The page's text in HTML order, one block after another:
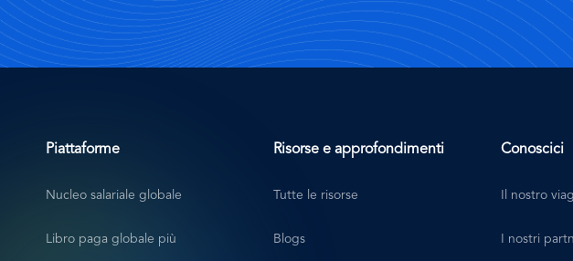
Algeria
Dinar
Calling
Piattaforme
Nucleo salariale globale
Libro paga globale più
Risorse e approfondimenti
Tutte le risorse
Blogs
Conoscici
Il nostro
I nostri